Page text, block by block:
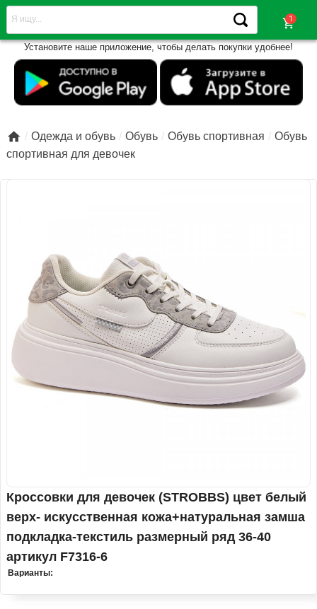
shopping_cart
Установите наше приложение, чтобы делать покупки удобнее!
 Одежда и обувь Обувь Обувь спортивная
Обувь
спортивная для девочек
Кроссовки для девочек (STROBBS) цвет белый
верх- искусственная кожа+натуральная замша
подкладка-текстиль размерный ряд 36-40
артикул F7316-6
Варианты: